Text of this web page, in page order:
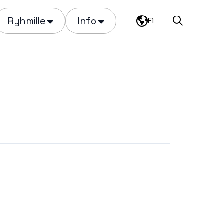
Ryhmille Info Fi Haku